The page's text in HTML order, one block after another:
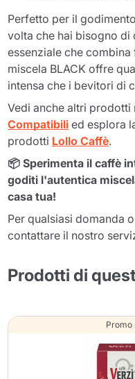
Perfetto per il
volta che hai bisogno
essenziale che
miscela BLACK offre
intensa che i bevitori di
Vedi anche altri prodotti
Compatibili ed esplora
prodotti Lollo Caffè.
📦 Sperimenta il caffè
goditi l'autentica
casa tua!
Per qualsiasi domanda
contattare il nostro
Prodotti di
Promo